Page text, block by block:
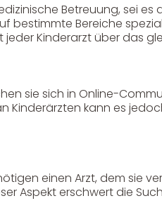
Betreuung, sei
bestimmte Bereiche
Kinderarzt über das
sie sich in Online-
Kinderärzten kann es
einen Arzt, dem sie
Aspekt erschwert die
Wünsche per